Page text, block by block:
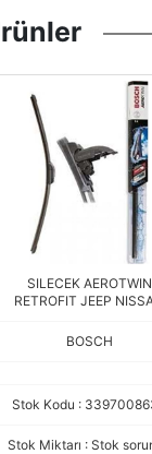
SILECEK AEROTWIN
RETROFIT JEEP
BOSCH
Stok Kodu :
Stok Miktarı : Stok